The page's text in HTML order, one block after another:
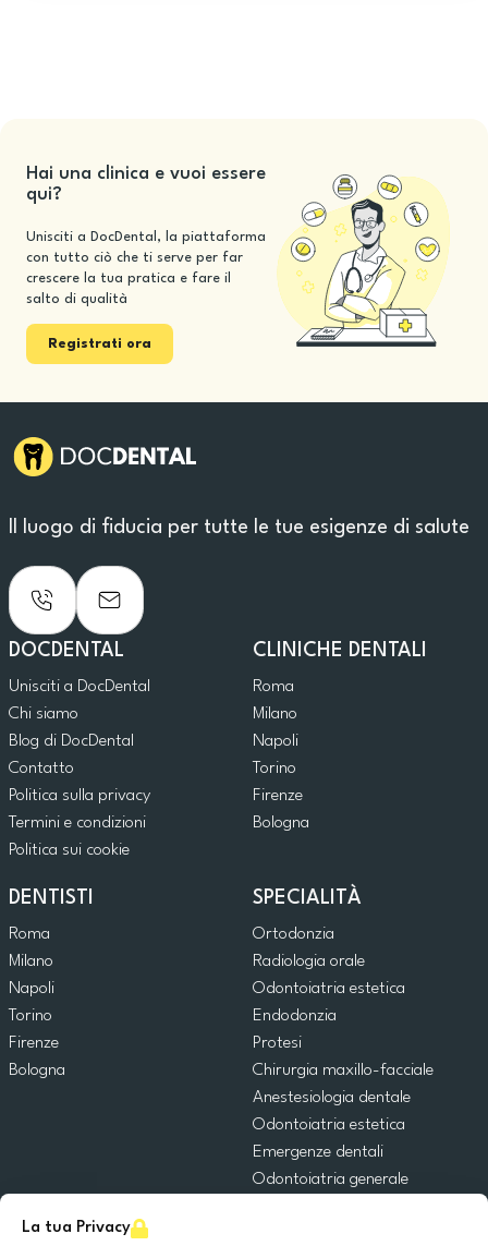
La tua Privacy
Hai una clinica e vuoi essere
qui?
Unisciti a DocDental, la piattaforma
con tutto ciò che ti serve per far
crescere la tua pratica e fare il
salto di qualità
Registrati ora
Il luogo di fiducia per tutte le tue esigenze di salute
DOCDENTAL
Unisciti a DocDental
Chi siamo
Blog di DocDental
Contatto
Politica sulla privacy
Termini e condizioni
Politica sui cookie
CLINICHE DENTALI
Roma
Milano
Napoli
Torino
Firenze
Bologna
DENTISTI
Roma
Milano
Napoli
Torino
Firenze
Bologna
SPECIALITÀ
Ortodonzia
Radiologia orale
Odontoiatria estetica
Endodonzia
Protesi
Chirurgia maxillo-facciale
Anestesiologia dentale
Odontoiatria estetica
Emergenze dentali
Odontoiatria generale